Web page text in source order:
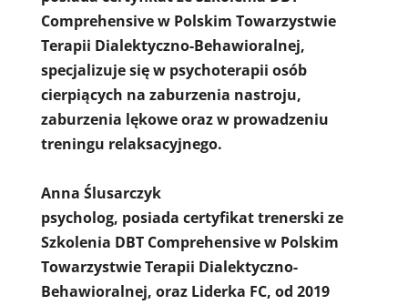
Comprehensive w Polskim Towarzystwie
Terapii Dialektyczno-Behawioralnej,
specjalizuje się w psychoterapii osób
cierpiących na zaburzenia nastroju,
zaburzenia lękowe oraz w prowadzeniu
treningu relaksacyjnego.
Anna Ślusarczyk
psycholog, posiada certyfikat trenerski ze
Szkolenia DBT Comprehensive w Polskim
Towarzystwie Terapii Dialektyczno-
Behawioralnej, oraz Liderka FC, od 2019